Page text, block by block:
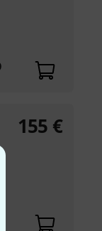
155 €